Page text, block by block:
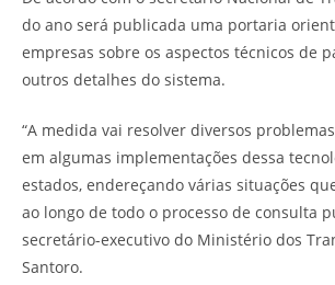
do ano será publicada uma portaria
empresas sobre os aspectos técnicos de
outros detalhes do sistema.
“A medida vai resolver diversos
em algumas implementações dessa
estados, endereçando várias situações
ao longo de todo o processo de consulta
secretário-executivo do Ministério dos
Santoro.